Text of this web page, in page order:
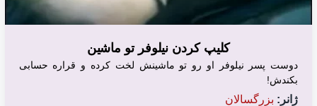
کلیپ کردن نیلوفر تو ماشین
دوست پسر نیلوفر او رو تو ماشینش لخت کرده و قراره حسابی
بکندش!
ژانر: بزرگسالان